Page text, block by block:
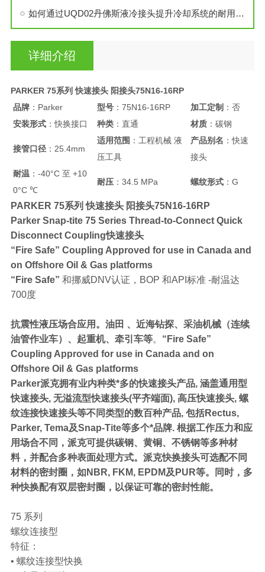
如何通过UQD02丹佛斯液冷接头提升冷却系统的耐用性？
详细介绍
PARKER 75系列 快速接头 阳接头75N16-16RP
品牌：Parker 型号：75N16-16RP 加工定制：否
安装形式：快换接口 种类：直通 材质：碳钢
接管口径：25.4mm
适用范围 ：工程机械 液
压工具
产品别名 ：快速
接头
耐温 ：-40°C 至 +10
0°C ℃
耐压：34.5 MPa 螺纹形式：G
PARKER 75系列 快速接头 阳接头75N16-16RP
Parker Snap-tite 75 Series Thread-to-Connect Quick
Disconnect Coupling快速接头
“Fire Safe” Coupling Approved for use in Canada and
on Offshore Oil & Gas platforms
“Fire Safe” 和挪威DNV认证，BOP 和API标准 -耐温达
700度
抗震性液压场合应用。油田 、近海钻探、采油机械（连续
油管作业车）、起重机、牵引车等。 “Fire Safe”
Coupling Approved for use in Canada and on
Offshore Oil & Gas platforms
Parker派克拥有业内种类*多的快速接头产品, 涵盖通用型
快速接头, 无溢流型快速接头(平齐端面), 高压快速接头, 螺
纹连接快速接头等不同类型的数百种产品, 包括Rectus,
Parker, Tema及Snap-Tite等多个*品牌. 根据工作压力和应
用场合不同，派克可提供碳钢、黄铜、不锈钢等多种材
料，并配合多种表面处理方式。派克快换接头可选配不同
材料的密封圈，如NBR, FKM, EPDM及PUR等。同时，多
种快换配有双层密封圈，以保证可靠的密封性能。
75 系列
螺纹连接型
特征：
• 螺纹连接型快换